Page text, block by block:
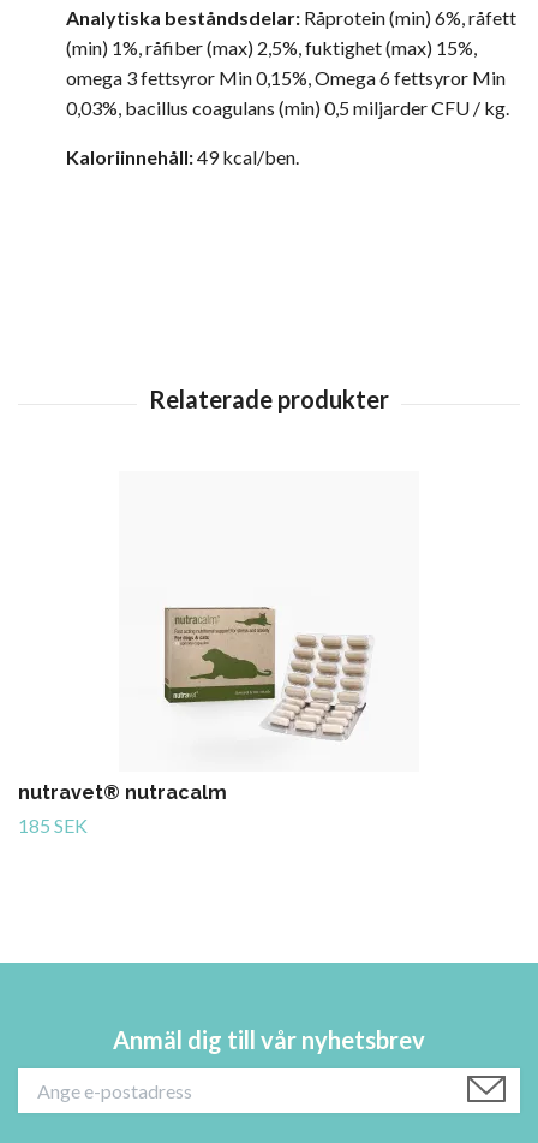
Analytiska beståndsdelar: Råprotein (min) 6%, råfett
(min) 1%, råfiber (max) 2,5%, fuktighet (max) 15%,
omega 3 fettsyror Min 0,15%, Omega 6 fettsyror Min
0,03%, bacillus coagulans (min) 0,5 miljarder CFU / kg.
Kaloriinnehåll:49 kcal/ben.
nutravet® nutracalm
185 SEK
Anmäl dig till vår nyhetsbrev